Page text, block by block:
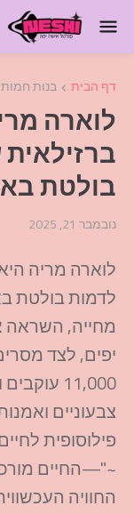
דף הבית בנות חמות
לוארה
בולטת
נובמבר 21, 2025
לוארה מריה
לדמות בולטת
מחייה, השראה
יפים, לצד
11,000
צבעוניים
פילוסופית
~"—החיים
החוויה